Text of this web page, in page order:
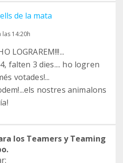
de la mata
las 14:20h
LOGRAREM!!!...
falten 3 dies.... ho logren
votades!...
nostres animalons
los Teamers y Teaming